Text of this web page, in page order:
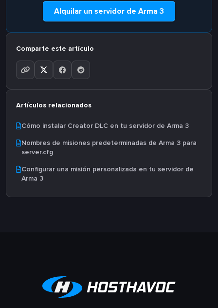
Alquilar un servidor de Arma 3
Comparte este artículo
Artículos relacionados
Cómo instalar Creator DLC en tu servidor de Arma 3
Nombres de misiones predeterminadas de Arma 3 para
server.cfg
Configurar una misión personalizada en tu servidor de
Arma 3